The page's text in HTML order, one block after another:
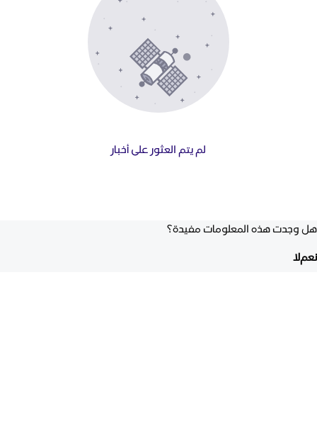
لم يتم العثور على أخبار
هل وجدت هذه المعلومات مفيدة؟
نعملا